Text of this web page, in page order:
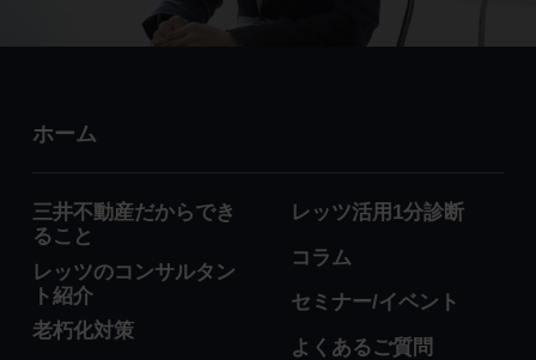
ホーム
三井不動産だからでき
ること
レッツのコンサルタン
ト紹介
老朽化対策
レッツ活用1分診断
コラム
セミナー/イベント
よくあるご質問